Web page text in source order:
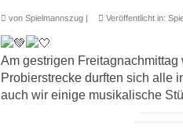
von Spielmannszug | Veröffentlicht in:
Am gestrigen
Probierstrecke durften sich alle
auch wir einige musikalische